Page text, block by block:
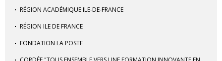
RÉGION ACADÉMIQUE ILE-DE-FRANCE
RÉGION ILE DE FRANCE
FONDATION LA POSTE